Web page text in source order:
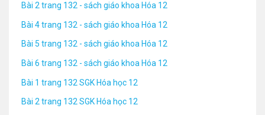
Bài 2 trang 132 - sách giáo khoa Hóa 12
Bài 4 trang 132 - sách giáo khoa Hóa 12
Bài 5 trang 132 - sách giáo khoa Hóa 12
Bài 6 trang 132 - sách giáo khoa Hóa 12
Bài 1 trang 132 SGK Hóa học 12
Bài 2 trang 132 SGK Hóa học 12